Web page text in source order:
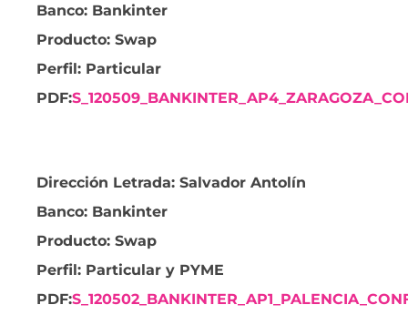
Banco: Bankinter
Producto: Swap
Perfil: Particular
PDF:
Dirección Letrada: Salvador Antolín
Banco: Bankinter
Producto: Swap
Perfil: Particular y PYME
PDF: